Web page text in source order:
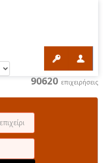
90620 επιχειρήσεις